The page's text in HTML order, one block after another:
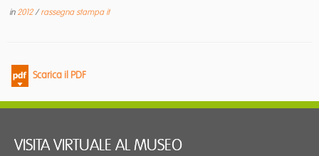
in 2012/rassegna stampa it
Scarica il PDF
VISITA VIRTUALE AL MUSEO